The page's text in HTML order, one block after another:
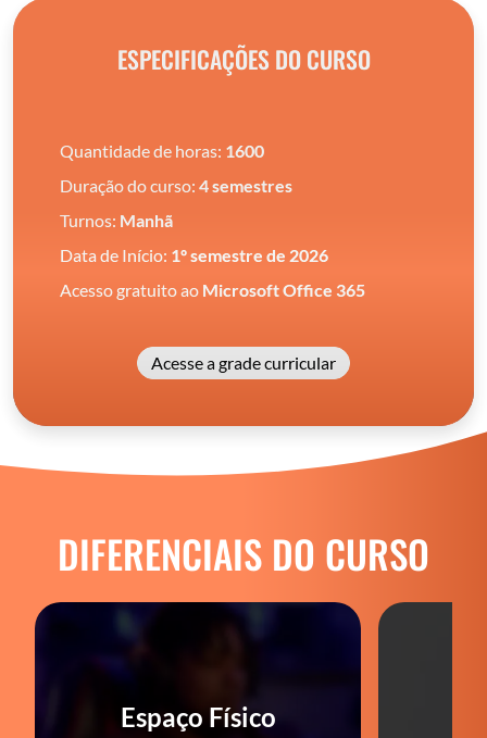
DIFERENCIAIS DO CURSO
Espaço Físico
ESPECIFICAÇÕES DO CURSO
Quantidade de horas: 1600
Duração do curso: 4 semestres
Turnos: Manhã
Data de Início: 1º semestre de 2026
Acesso gratuito ao Microsoft Office 365
Acesse a grade curricular